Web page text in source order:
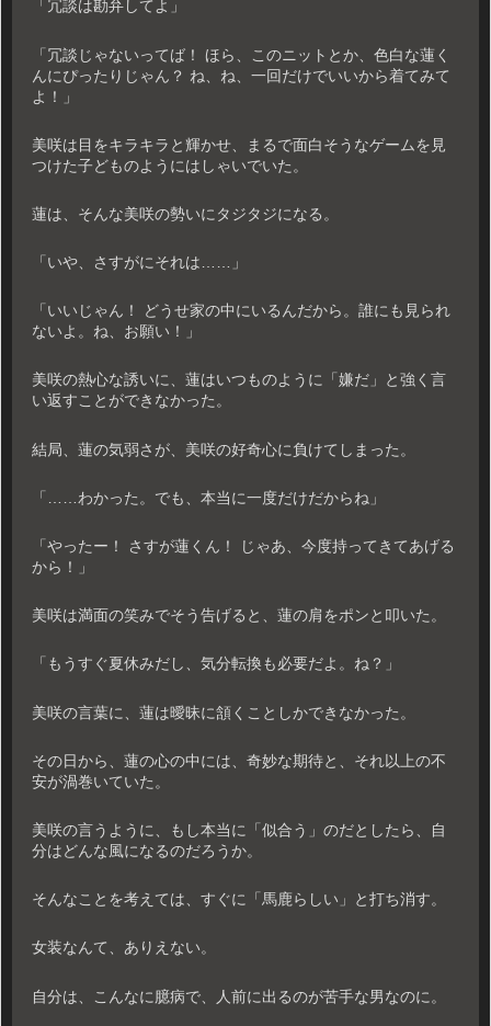
「冗談は勘弁してよ」
「冗談じゃないってば！ ほら、このニットとか、色白な蓮く
んにぴったりじゃん？ ね、ね、一回だけでいいから着てみて
よ！」
美咲は目をキラキラと輝かせ、まるで面白そうなゲームを見
つけた子どものようにはしゃいでいた。
蓮は、そんな美咲の勢いにタジタジになる。
「いや、さすがにそれは……」
「いいじゃん！ どうせ家の中にいるんだから。誰にも見られ
ないよ。ね、お願い！」
美咲の熱心な誘いに、蓮はいつものように「嫌だ」と強く言
い返すことができなかった。
結局、蓮の気弱さが、美咲の好奇心に負けてしまった。
「……わかった。でも、本当に一度だけだからね」
「やったー！ さすが蓮くん！ じゃあ、今度持ってきてあげる
から！」
美咲は満面の笑みでそう告げると、蓮の肩をポンと叩いた。
「もうすぐ夏休みだし、気分転換も必要だよ。ね？」
美咲の言葉に、蓮は曖昧に頷くことしかできなかった。
その日から、蓮の心の中には、奇妙な期待と、それ以上の不
安が渦巻いていた。
美咲の言うように、もし本当に「似合う」のだとしたら、自
分はどんな風になるのだろうか。
そんなことを考えては、すぐに「馬鹿らしい」と打ち消す。
女装なんて、ありえない。
自分は、こんなに臆病で、人前に出るのが苦手な男なのに。